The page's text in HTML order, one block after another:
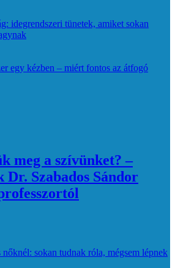
idegrendszeri tünetek, amiket sokan
egy kézben – miért fontos az átfogó
meg a szívünket? –
Dr. Szabados Sándor
sokan tudnak róla, mégsem lépnek